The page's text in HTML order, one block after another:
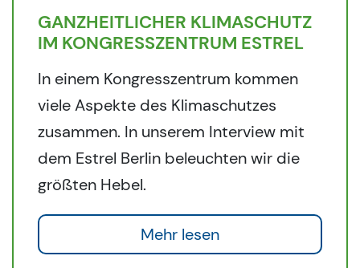
GANZHEITLICHER KLIMASCHUTZ
IM KONGRESSZENTRUM ESTREL
In einem Kongresszentrum kommen
viele Aspekte des Klimaschutzes
zusammen. In unserem Interview mit
dem Estrel Berlin beleuchten wir die
größten Hebel.
Mehr lesen